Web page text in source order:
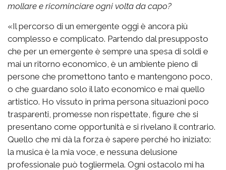
mollare e ricominciare ogni volta da capo?
«Il percorso di un emergente oggi è ancora più
complesso e complicato. Partendo dal presupposto
che per un emergente è sempre una spesa di soldi e
mai un ritorno economico, è un ambiente pieno di
persone che promettono tanto e mantengono poco,
o che guardano solo il lato economico e mai quello
artistico. Ho vissuto in prima persona situazioni poco
trasparenti, promesse non rispettate, figure che si
presentano come opportunità e si rivelano il contrario.
Quello che mi dà la forza è sapere perché ho iniziato:
la musica è la mia voce, e nessuna delusione
professionale può togliermela. Ogni ostacolo mi ha